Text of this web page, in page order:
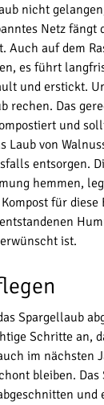
nicht
Netz fängt
Auch auf dem
es führt
und erstickt.
rechen. Das
und
Laub von
entsorgen.
hemmen,
für
ist.
Spargellaub
Schritte an,
im nächsten
bleiben.
und